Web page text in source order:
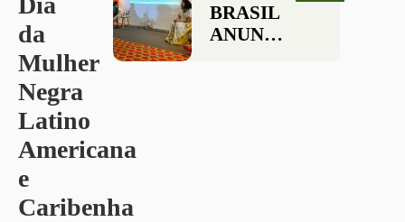
da
Mulher
Negra
Latino
Americana
e
Caribenha
BRASIL
ANUNCIA